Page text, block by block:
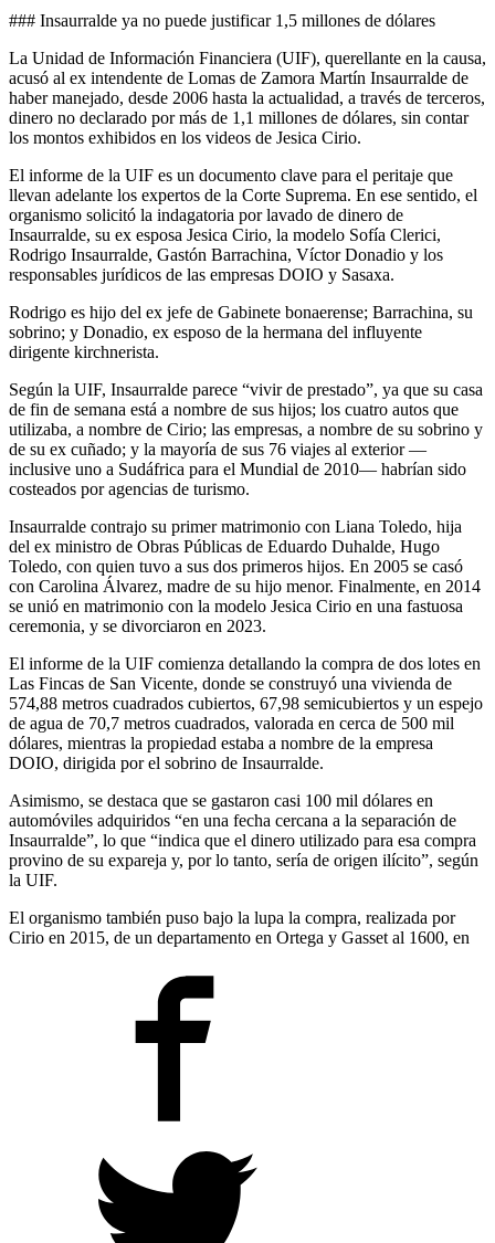
### Insaurralde ya no puede justificar 1,5 millones de dólares
La Unidad de Información Financiera (UIF), querellante en la causa,
acusó al ex intendente de Lomas de Zamora Martín Insaurralde de
haber manejado, desde 2006 hasta la actualidad, a través de terceros,
dinero no declarado por más de 1,1 millones de dólares, sin contar
los montos exhibidos en los videos de Jesica Cirio.
El informe de la UIF es un documento clave para el peritaje que
llevan adelante los expertos de la Corte Suprema. En ese sentido, el
organismo solicitó la indagatoria por lavado de dinero de
Insaurralde, su ex esposa Jesica Cirio, la modelo Sofía Clerici,
Rodrigo Insaurralde, Gastón Barrachina, Víctor Donadio y los
responsables jurídicos de las empresas DOIO y Sasaxa.
Rodrigo es hijo del ex jefe de Gabinete bonaerense; Barrachina, su
sobrino; y Donadio, ex esposo de la hermana del influyente
dirigente kirchnerista.
Según la UIF, Insaurralde parece “vivir de prestado”, ya que su casa
de fin de semana está a nombre de sus hijos; los cuatro autos que
utilizaba, a nombre de Cirio; las empresas, a nombre de su sobrino y
de su ex cuñado; y la mayoría de sus 76 viajes al exterior —
inclusive uno a Sudáfrica para el Mundial de 2010— habrían sido
costeados por agencias de turismo.
Insaurralde contrajo su primer matrimonio con Liana Toledo, hija
del ex ministro de Obras Públicas de Eduardo Duhalde, Hugo
Toledo, con quien tuvo a sus dos primeros hijos. En 2005 se casó
con Carolina Álvarez, madre de su hijo menor. Finalmente, en 2014
se unió en matrimonio con la modelo Jesica Cirio en una fastuosa
ceremonia, y se divorciaron en 2023.
El informe de la UIF comienza detallando la compra de dos lotes en
Las Fincas de San Vicente, donde se construyó una vivienda de
574,88 metros cuadrados cubiertos, 67,98 semicubiertos y un espejo
de agua de 70,7 metros cuadrados, valorada en cerca de 500 mil
dólares, mientras la propiedad estaba a nombre de la empresa
DOIO, dirigida por el sobrino de Insaurralde.
Asimismo, se destaca que se gastaron casi 100 mil dólares en
automóviles adquiridos “en una fecha cercana a la separación de
Insaurralde”, lo que “indica que el dinero utilizado para esa compra
provino de su expareja y, por lo tanto, sería de origen ilícito”, según
la UIF.
El organismo también puso bajo la lupa la compra, realizada por
Cirio en 2015, de un departamento en Ortega y Gasset al 1600, en